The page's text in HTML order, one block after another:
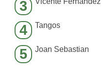
3
4 Tangos
5 Joan Sebastian